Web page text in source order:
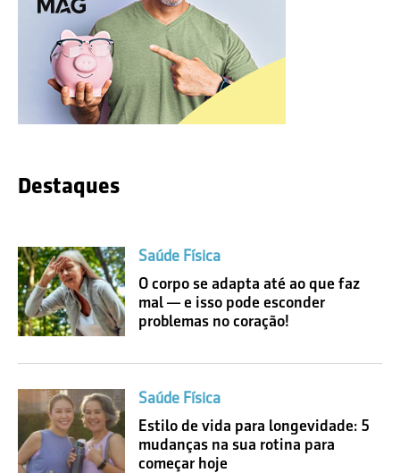
Destaques
Saúde Física
O corpo se adapta até ao que faz
mal — e isso pode esconder
problemas no coração!
Saúde Física
Estilo de vida para longevidade: 5
mudanças na sua rotina para
começar hoje